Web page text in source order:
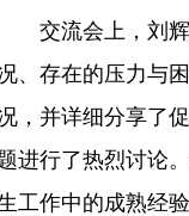
交流会上，刘
、存在的压力与
，并详细分享了
进行了热烈讨论
工作中的成熟经